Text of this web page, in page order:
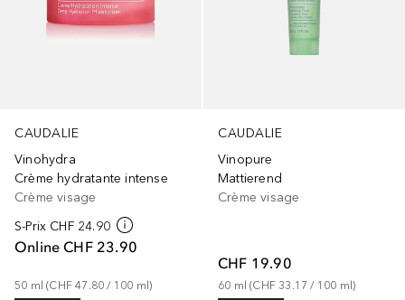
CAUDALIE
Vinohydra
Crème hydratante intense
Crème visage
S-Prix CHF 24.90
Online CHF 23.90
50 ml (CHF 47.80 / 100 ml)
CAUDALIE
Vinopure
Mattierend
Crème visage
CHF 19.90
60 ml (CHF 33.17 / 100 ml)